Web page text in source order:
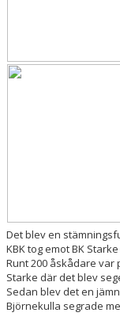
LILLA CUP KLIPPAN
DOKUMENT
STÖD KBK
LÄNKAR
Det blev en
KBK tog emot BK
Runt 200 åskådare var
Starke där det blev
Sedan blev det en
Björnekulla segrade